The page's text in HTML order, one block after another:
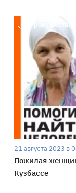
Происшествия
21 августа 2023 в
Пожилая
Кузбассе